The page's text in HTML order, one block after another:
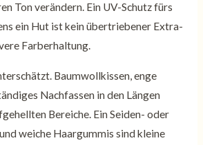
Ton verändern. Ein UV-Schutz fürs
ein Hut ist kein übertriebener Extra-
Farberhaltung.
Baumwollkissen, enge
Nachfassen in den Längen
Bereiche. Ein Seiden- oder
weiche Haargummis sind kleine